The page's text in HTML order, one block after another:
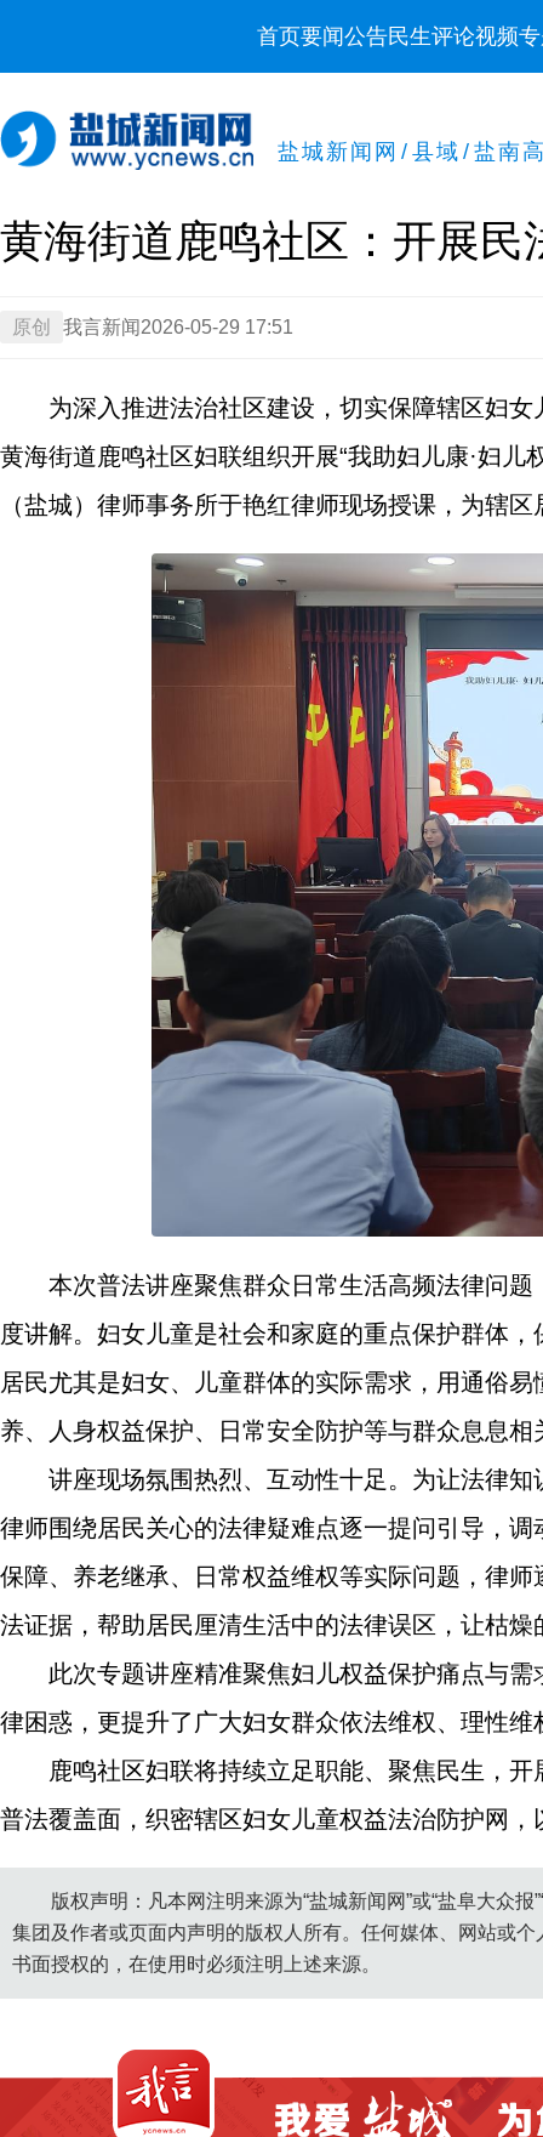
首页要闻公告民生评论视频
盐城新闻网 / 县域 / 盐南
黄海街道鹿鸣社区：开展民
原创 我言新闻 2026-05-29 17:51
为深入推进法治社区建设，切实保障辖区妇
黄海街道鹿鸣社区妇联组织开展“我助妇儿康·妇
（盐城）律师事务所于艳红律师现场授课，为辖
本次普法讲座聚焦群众日常生活高频法律问
度讲解。妇女儿童是社会和家庭的重点保护群体
居民尤其是妇女、儿童群体的实际需求，用通俗
养、人身权益保护、日常安全防护等与群众息息相
讲座现场氛围热烈、互动性十足。为让法律
律师围绕居民关心的法律疑难点逐一提问引导，
保障、养老继承、日常权益维权等实际问题，律
法证据，帮助居民厘清生活中的法律误区，让枯
此次专题讲座精准聚焦妇儿权益保护痛点与
律困惑，更提升了广大妇女群众依法维权、理性
鹿鸣社区妇联将持续立足职能、聚焦民生，
普法覆盖面，织密辖区妇女儿童权益法治防护网
版权声明：凡本网注明来源为“盐城新闻网”或“盐阜大众
集团及作者或页面内声明的版权人所有。任何媒体、网站或
书面授权的，在使用时必须注明上述来源。